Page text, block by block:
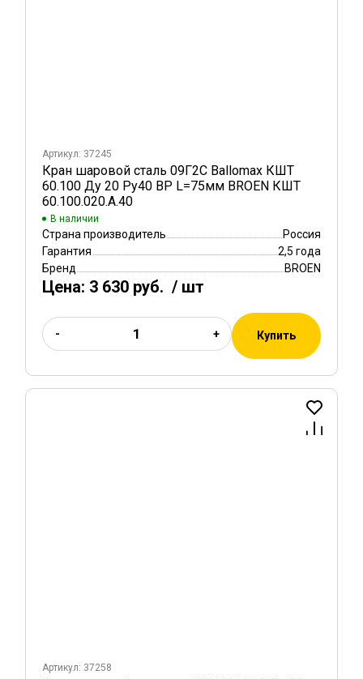
Артикул: 37245
Кран шаровой сталь 09Г2С Ballomax КШТ
60.100 Ду 20 Ру40 ВР L=75мм BROEN КШТ
60.100.020.А.40
В наличии
Страна производитель
Россия
Гарантия
2,5 года
Бренд
BROEN
Цена: 3 630 руб. / шт
- + Купить
Артикул: 37258